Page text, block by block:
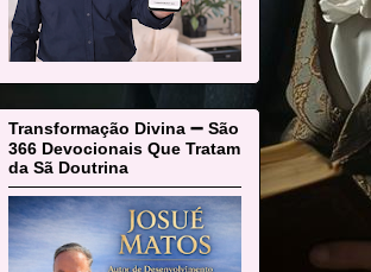
Transformação Divina ➖ São
366 Devocionais Que Tratam
da Sã Doutrina